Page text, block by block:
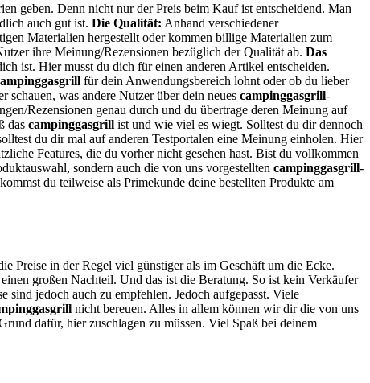
geben. Denn nicht nur der Preis beim Kauf ist entscheidend. Man
auch gut ist. Die Qualität: Anhand verschiedener
Materialien hergestellt oder kommen billige Materialien zum
ihre Meinung/Rezensionen bezüglich der Qualität ab. Das
ist. Hier musst du dich für einen anderen Artikel entscheiden.
für dein Anwendungsbereich lohnt oder ob du lieber
schauen, was andere Nutzer über dein neues campinggasgrill-
Rezensionen genau durch und du übertrage deren Meinung auf
das campinggasgrill ist und wie viel es wiegt. Solltest du dir dennoch
du dir mal auf anderen Testportalen eine Meinung einholen. Hier
Features, die du vorher nicht gesehen hast. Bist du vollkommen
sondern auch die von uns vorgestellten campinggasgrill-
du teilweise als Primekunde deine bestellten Produkte am
Preise in der Regel viel günstiger als im Geschäft um die Ecke.
großen Nachteil. Und das ist die Beratung. So ist kein Verkäufer
sind jedoch auch zu empfehlen. Jedoch aufgepasst. Viele
nicht bereuen. Alles in allem können wir dir die von uns
dafür, hier zuschlagen zu müssen. Viel Spaß bei deinem